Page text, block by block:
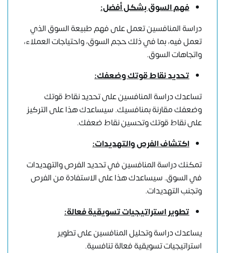
فهم السوق بشكل أفضل:
دراسة المنافسين تعمل على فهم طبيعة السوق الذي
تعمل فيه، بما في ذلك حجم السوق، واحتياجات العملاء،
واتجاهات السوق.
تحديد نقاط قوتك وضعفك:
تساعدك دراسة المنافسين على تحديد نقاط قوتك
وضعفك مقارنة بمنافسيك. سيساعدك هذا على التركيز
على نقاط قوتك وتحسين نقاط ضعفك.
اكتشاف الفرص والتهديدات:
تمكنك دراسة المنافسين في تحديد الفرص والتهديدات
في السوق. سيساعدك هذا على الاستفادة من الفرص
وتجنب التهديدات.
تطوير استراتيجيات تسويقية فعالة:
يساعدك دراسة وتحليل المنافسين على تطوير
استراتيجيات تسويقية فعالة تنافسية.